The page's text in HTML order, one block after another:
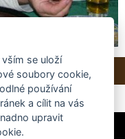
7
(čas ve vteřinách)
)
se uloží
soubory cookie,
používání
a cílit na vás
upravit